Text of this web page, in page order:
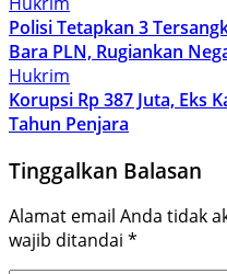
Polisi Tetapkan 3
Bara PLN, Rugiankan
Hukrim
Korupsi Rp 387 Juta, Eks
Tahun Penjara
Tinggalkan Balasan
Alamat email Anda tidak
wajib ditandai *